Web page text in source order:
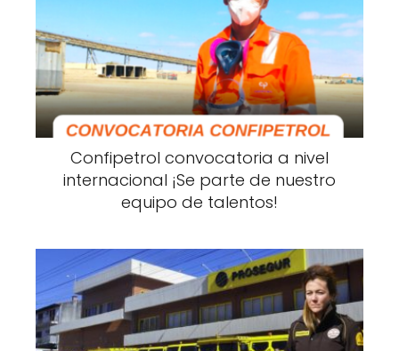
Confipetrol convocatoria a nivel
internacional ¡Se parte de nuestro
equipo de talentos!